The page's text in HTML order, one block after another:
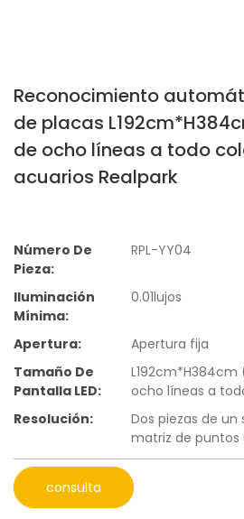
Reconocimiento
de placas
de ocho líneas a todo
acuarios Realpark
Número De
Pieza:
RPL-YY04
Iluminación
Mínima:
0.01lujos
Apertura:
Apertura fija
Tamaño De
Pantalla LED:
L192cm*H384cm
ocho líneas a
Resolución:
Dos piezas de un
matriz de puntos
consulta